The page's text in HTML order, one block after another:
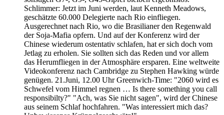
Schlimmer: Jetzt im Juni werden, laut Kenneth Meadows,
geschätzte 60.000 Delegierte nach Rio einfliegen.
Ausgerechnet nach Rio, wo die Brasilianer den Regenwald
der Soja-Mafia opfern. Und auf der Konferenz wird der
Chinese wiederum ostentativ schlafen, hat er sich doch vom
Jetlag zu erholen. Sie sollten sich das Reden und vor allem
das Herumfliegen in der Atmosphäre ersparen. Eine weltweite
Videokonferenz nach Cambridge zu Stephen Hawking würde
genügen. 21.Juni, 12.00 Uhr Greenwich-Time: "2060 wird es
Schwefel vom Himmel regnen … Is there something you call
responsibilty?" "Ach, was Sie nicht sagen", wird der Chinese
aus seinem Schlaf hochfahren. "Was interessiert mich das?